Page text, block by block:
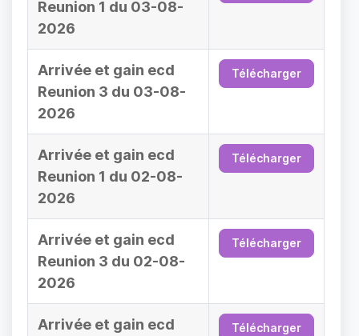
Reunion 1 du 03-08-
2026
Arrivée et gain ecd
Reunion 3 du 03-08-
2026
Télécharger
Arrivée et gain ecd
Reunion 1 du 02-08-
2026
Télécharger
Arrivée et gain ecd
Reunion 3 du 02-08-
2026
Télécharger
Arrivée et gain ecd
Télécharger